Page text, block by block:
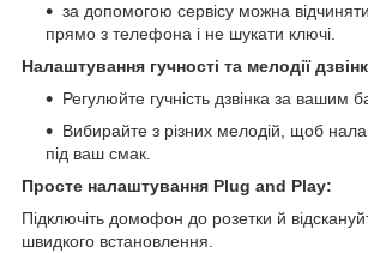
за допомогою сервісу можна відчиняти
прямо з телефона і не шукати ключі.
Налаштування гучності та мелодії
Регулюйте гучність дзвінка за вашим
Вибирайте з різних мелодій, щоб
під ваш смак.
Просте налаштування Plug and Play:
Підключіть домофон до розетки й
швидкого встановлення.